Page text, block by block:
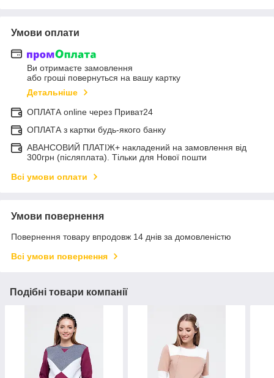
Умови оплати
Ви отримаєте замовлення
або гроші повернуться на вашу картку
Детальніше
ОПЛАТА online через Приват24
ОПЛАТА з картки будь-якого банку
АВАНСОВИЙ ПЛАТІЖ+ накладений на замовлення від
300грн (післяплата). Тільки для Нової пошти
Всі умови оплати
Умови повернення
Повернення товару впродовж 14 днів за домовленістю
Всі умови повернення
Подібні товари компанії